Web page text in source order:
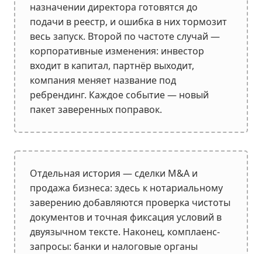
назначении директора готовятся до
подачи в реестр, и ошибка в них тормозит
весь запуск. Второй по частоте случай —
корпоративные изменения: инвестор
входит в капитал, партнёр выходит,
компания меняет название под
ребрендинг. Каждое событие — новый
пакет заверенных поправок.
Отдельная история — сделки M&A и
продажа бизнеса: здесь к нотариальному
заверению добавляются проверка чистоты
документов и точная фиксация условий в
двуязычном тексте. Наконец, комплаенс-
запросы: банки и налоговые органы